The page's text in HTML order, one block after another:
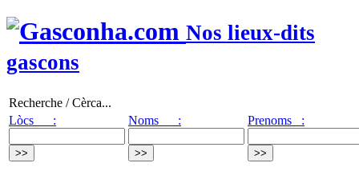
Nos lieux-dits
gascons
Recherche / Cèrca...
Lòcs :
Noms : Prenoms :